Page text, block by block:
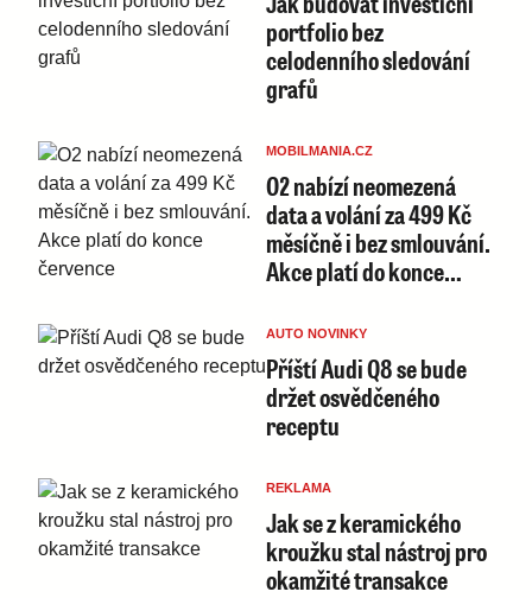
portfolio bez
celodenního sledování
grafů
MOBILMANIA.CZ
O2 nabízí neomezená
data a volání za 499 Kč
měsíčně i bez smlouvání.
Akce platí do konce…
AUTO NOVINKY
Příští Audi Q8 se bude
držet osvědčeného
receptu
REKLAMA
Jak se z keramického
kroužku stal nástroj pro
okamžité transakce